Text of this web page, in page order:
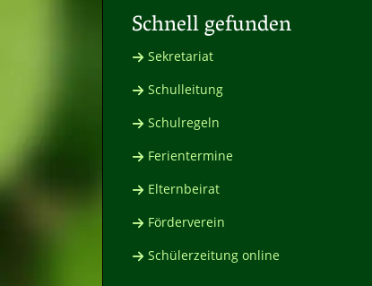
Schnell gefunden
Sekretariat
Schulleitung
Schulregeln
Ferientermine
Elternbeirat
Förderverein
Schülerzeitung online